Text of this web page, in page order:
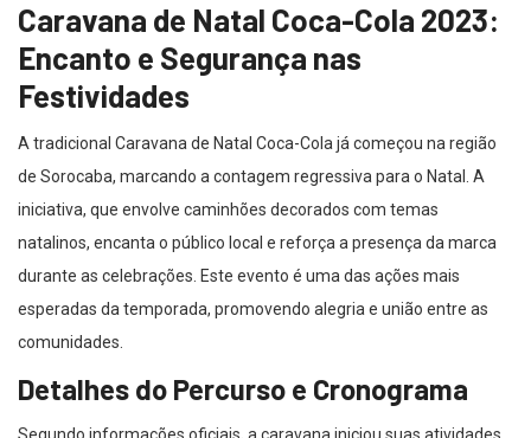
Caravana de Natal Coca-Cola 2023:
Encanto e Segurança nas
Festividades
A tradicional Caravana de Natal Coca-Cola já começou na região
de Sorocaba, marcando a contagem regressiva para o Natal. A
iniciativa, que envolve caminhões decorados com temas
natalinos, encanta o público local e reforça a presença da marca
durante as celebrações. Este evento é uma das ações mais
esperadas da temporada, promovendo alegria e união entre as
comunidades.
Detalhes do Percurso e Cronograma